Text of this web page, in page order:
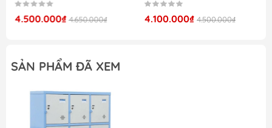
4.500.000₫ 4.650.000₫ 4.100.000₫ 4.500.000₫
SẢN PHẨM ĐÃ XEM